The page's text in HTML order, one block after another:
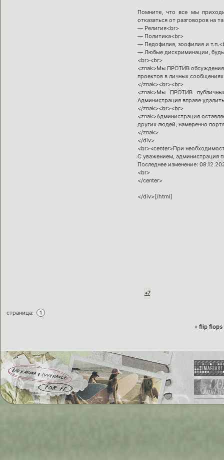
Помните, что все мы
отказаться от разговоров на
— Религия<br>
— Политика<br>
— Педофилия, зоофилия и
— Любые дискриминации,
<br><br>
<znak>Мы ПРОТИВ обсуждения
проектов в личных
</znak><br><br>
<znak>Мы ПРОТИВ
Администрация вправе
</znak><br><br>
<znak>Администрация
других людей, намеренно
</znak>
</div>
<br><center>При
С уважением, администрация
Последнее изменение:
<br>
</center>
</div>[/html]
+7
страница: 1
» flip flops
bad karma & luverance
for ff